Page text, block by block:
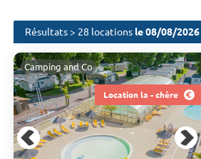
Résultats > 28 locations le 08/08/2026
Location la - chère
Camping and Co